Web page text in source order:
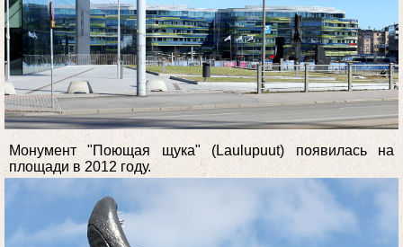
Монумент "Поющая щука" (Laulupuut) появилась на
площади в 2012 году.